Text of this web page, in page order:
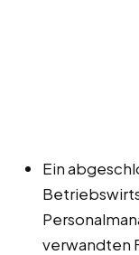
Ein
verwandten